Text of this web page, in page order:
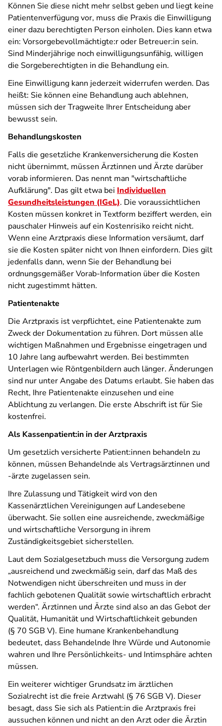
Können Sie diese nicht mehr selbst geben und liegt keine
Patientenverfügung vor, muss die Praxis die Einwilligung
einer dazu berechtigten Person einholen. Dies kann etwa
ein: Vorsorgebevollmächtigte:r oder Betreuer:in sein.
Sind Minderjährige noch einwilligungsunfähig, willigen
die Sorgeberechtigten in die Behandlung ein.
Eine Einwilligung kann jederzeit widerrufen werden. Das
heißt: Sie können eine Behandlung auch ablehnen,
müssen sich der Tragweite Ihrer Entscheidung aber
bewusst sein.
Behandlungskosten
Falls die gesetzliche Krankenversicherung die Kosten
nicht übernimmt, müssen Ärztinnen und Ärzte darüber
vorab informieren. Das nennt man "wirtschaftliche
Aufklärung". Das gilt etwa bei Individuellen
Gesundheitsleistungen (IGeL). Die voraussichtlichen
Kosten müssen konkret in Textform beziffert werden, ein
pauschaler Hinweis auf ein Kostenrisiko reicht nicht.
Wenn eine Arztpraxis diese Information versäumt, darf
sie die Kosten später nicht von Ihnen einfordern. Dies gilt
jedenfalls dann, wenn Sie der Behandlung bei
ordnungsgemäßer Vorab-Information über die Kosten
nicht zugestimmt hätten.
Patientenakte
Die Arztpraxis ist verpflichtet, eine Patientenakte zum
Zweck der Dokumentation zu führen. Dort müssen alle
wichtigen Maßnahmen und Ergebnisse eingetragen und
10 Jahre lang aufbewahrt werden. Bei bestimmten
Unterlagen wie Röntgenbildern auch länger. Änderungen
sind nur unter Angabe des Datums erlaubt. Sie haben das
Recht, Ihre Patientenakte einzusehen und eine
Ablichtung zu verlangen. Die erste Abschrift ist für Sie
kostenfrei.
Als Kassenpatient:in in der Arztpraxis
Um gesetzlich versicherte Patient:innen behandeln zu
können, müssen Behandelnde als Vertragsärztinnen und
-ärzte zugelassen sein.
Ihre Zulassung und Tätigkeit wird von den
Kassenärztlichen Vereinigungen auf Landesebene
überwacht. Sie sollen eine ausreichende, zweckmäßige
und wirtschaftliche Versorgung in ihrem
Zuständigkeitsgebiet sicherstellen.
Laut dem Sozialgesetzbuch muss die Versorgung zudem
„ausreichend und zweckmäßig sein, darf das Maß des
Notwendigen nicht überschreiten und muss in der
fachlich gebotenen Qualität sowie wirtschaftlich erbracht
werden“. Ärztinnen und Ärzte sind also an das Gebot der
Qualität, Humanität und Wirtschaftlichkeit gebunden
(§ 70 SGB V). Eine humane Krankenbehandlung
bedeutet, dass Behandelnde Ihre Würde und Autonomie
wahren und Ihre Persönlichkeits- und Intimsphäre achten
müssen.
Ein weiterer wichtiger Grundsatz im ärztlichen
Sozialrecht ist die freie Arztwahl (§ 76 SGB V). Dieser
besagt, dass Sie sich als Patient:in die Arztpraxis frei
aussuchen können und nicht an den Arzt oder die Ärztin